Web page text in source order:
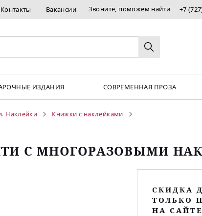
Контакты Вакансии Звоните, поможем найти +7
ИЗДАНИЯ СОВРЕМЕННАЯ ПРОЗА
Наклейки
Книжки с наклейками
С МНОГОРАЗОВЫМИ
СКИДКА
ТОЛЬКО
НА САЙТЕ